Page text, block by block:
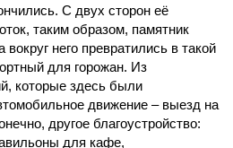
С двух сторон её
таким образом, памятник
него превратились в такой
для горожан. Из
которые здесь были
движение – выезд на
другое благоустройство:
для кафе,